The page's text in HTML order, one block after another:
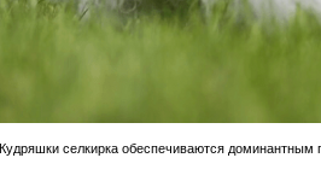
Кудряшки селкирка обеспечиваются